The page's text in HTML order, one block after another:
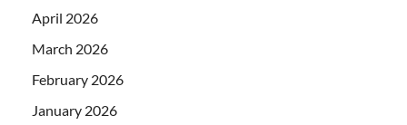
April 2026
March 2026
February 2026
January 2026